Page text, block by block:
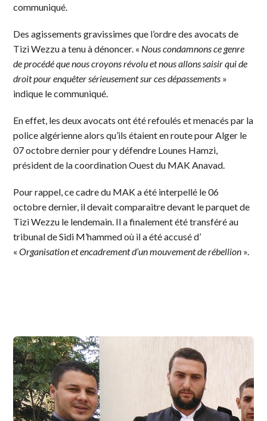
communiqué.
Des agissements gravissimes que l’ordre des avocats de
Tizi Wezzu a tenu à dénoncer. « Nous condamnons ce genre
de procédé que nous croyons révolu et nous allons saisir qui de
droit pour enquêter sérieusement sur ces dépassements »
indique le communiqué.
En effet, les deux avocats ont été refoulés et menacés par la
police algérienne alors qu’ils étaient en route pour Alger le
07 octobre dernier pour y défendre Lounes Hamzi,
président de la coordination Ouest du MAK Anavad.
Pour rappel, ce cadre du MAK a été interpellé le 06
octobre dernier, il devait comparaitre devant le parquet de
Tizi Wezzu le lendemain. Il a finalement été transféré au
tribunal de Sidi M’hammed où il a été accusé d’
«Organisation et encadrement d’un mouvement de rébellion ».